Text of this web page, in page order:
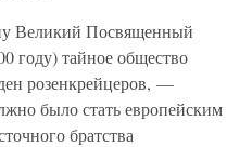
Великий Посвященный
году) тайное общество
розенкрейцеров, —
было стать европейским
братства